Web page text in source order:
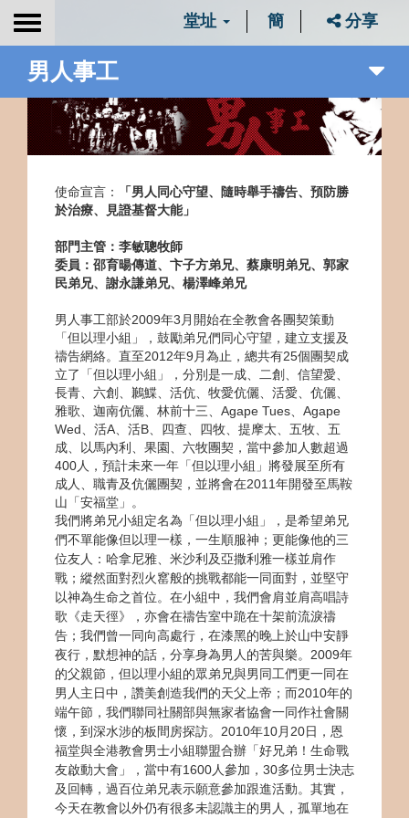
Toggle
堂址 簡 分享
男人事工
使命宣言：
「男人同心守望、隨時舉手禱告、預防勝
於治療、見證基督大能」
部門主管：李敏聰牧師
委員： 邵育暘傳道、卞子方弟兄、蔡康明弟兄、郭家
民弟兄、謝永謙弟兄、楊澤峰弟兄
男人事工部於2009年3月開始在全教會各團契策動
「但以理小組」，鼓勵弟兄們同心守望，建立支援及
禱告網絡。直至2012年9月為止，總共有25個團契成
立了「但以理小組」，分別是一成、二創、信望愛、
長青、六創、鶼鰈、活伉、牧愛伉儷、活愛、伉儷、
雅歌、迦南伉儷、林前十三、Agape Tues、Agape
Wed、活A、活B、四查、四牧、提摩太、五牧、五
成、以馬內利、果園、六牧團契，當中參加人數超過
400人，預計未來一年「但以理小組」將發展至所有
成人、職青及伉儷團契，並將會在2011年開發至馬鞍
山「安福堂」。
我們將弟兄小組定名為「但以理小組」，是希望弟兄
們不單能像但以理一樣，一生順服神；更能像他的三
位友人：哈拿尼雅、米沙利及亞撒利雅一樣並肩作
戰；縱然面對烈火窰般的挑戰都能一同面對，並堅守
以神為生命之首位。在小組中，我們會肩並肩高唱詩
歌《走天徑》，亦會在禱告室中跪在十架前流淚禱
告；我們曾一同向高處行，在漆黑的晚上於山中安靜
夜行，默想神的話，分享身為男人的苦與樂。2009年
的父親節，但以理小組的眾弟兄與男同工們更一同在
男人主日中，讚美創造我們的天父上帝；而2010年的
端午節，我們聯同社關部與無家者協會一同作社會關
懷，到深水涉的板間房探訪。2010年10月20日，恩
福堂與全港教會男士小組聯盟合辦「好兄弟！生命戰
友啟動大會」，當中有1600人參加，30多位男士決志
及回轉，過百位弟兄表示願意參加跟進活動。其實，
今天在教會以外仍有很多未認識主的男人，孤單地在